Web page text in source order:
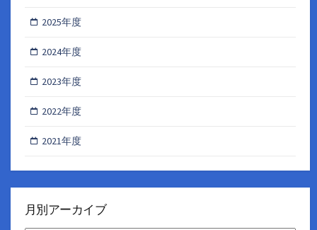
2025年度
2024年度
2023年度
2022年度
2021年度
月別アーカイブ